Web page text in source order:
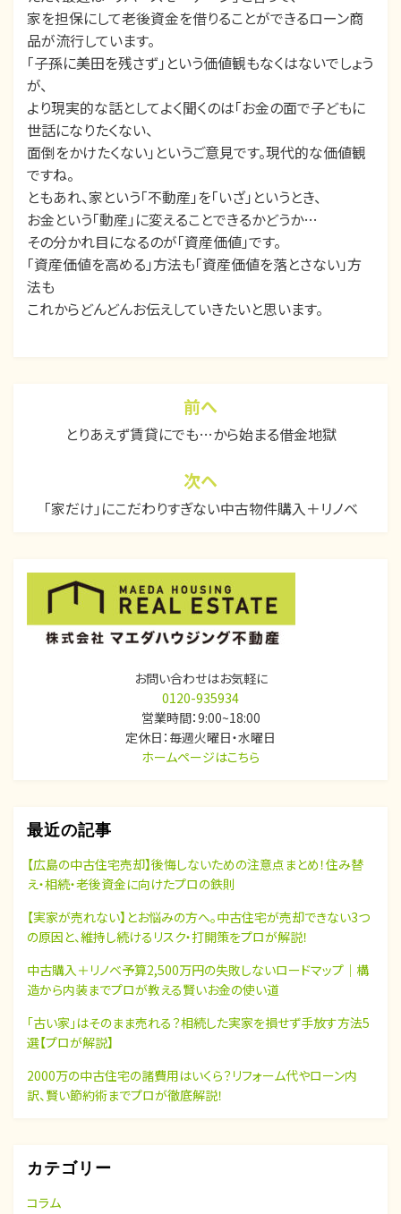
家を担保にして老後資金を借りることができるローン商
品が流行しています。
「子孫に美田を残さず」という価値観もなくはないでしょう
が、
より現実的な話としてよく聞くのは「お金の面で子どもに
世話になりたくない、
面倒をかけたくない」というご意見です。現代的な価値観
ですね。
ともあれ、家という「不動産」を「いざ」というとき、
お金という「動産」に変えることできるかどうか…
その分かれ目になるのが「資産価値」です。
「資産価値を高める」方法も「資産価値を落とさない」方
法も
これからどんどんお伝えしていきたいと思います。
ビ
シ
ョ
ン
前へ
とりあえず賃貸にでも…から始まる借金地獄
次ヘ
「家だけ」にこだわりすぎない中古物件購入＋リノベ
お問い合わせはお気軽に
0120-935934
営業時間：9:00~18:00
定休日：毎週火曜日・水曜日
ホームページはこちら
最近の記事
【広島の中古住宅売却】後悔しないための注意点まとめ！住み替
え・相続・老後資金に向けたプロの鉄則
【実家が売れない】とお悩みの方へ。中古住宅が売却できない3つ
の原因と、維持し続けるリスク・打開策をプロが解説！
中古購入＋リノベ予算2,500万円の失敗しないロードマップ｜構
造から内装までプロが教える賢いお金の使い道
「古い家」はそのまま売れる？相続した実家を損せず手放す方法5
選【プロが解説】
2000万の中古住宅の諸費用はいくら？リフォーム代やローン内
訳、賢い節約術までプロが徹底解説！
カテゴリー
コラム